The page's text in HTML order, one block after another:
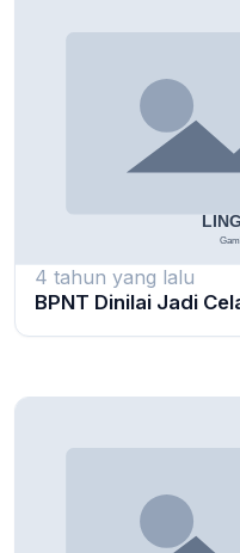
4 tahun yang lalu
BPNT Dinilai Jadi